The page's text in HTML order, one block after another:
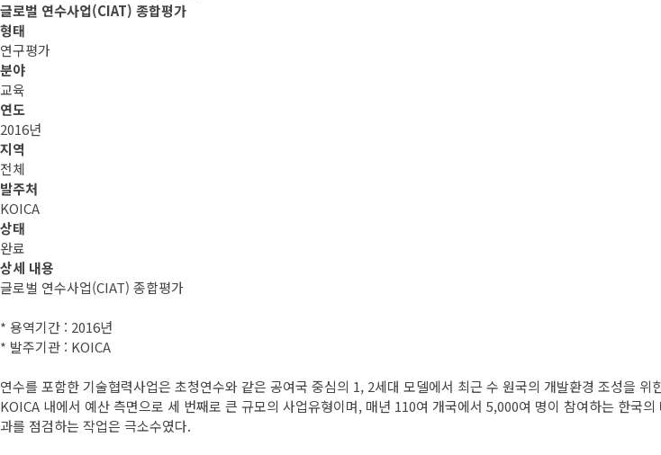
글로벌 연수사업(CIAT) 종합평가
형태
연구평가
분야
교육
연도
2016년
지역
전체
발주처
KOICA
상태
완료
상세 내용
글로벌 연수사업(CIAT) 종합평가
* 용역기간 : 2016년
* 발주기관 : KOICA
연수를 포함한 기술협력사업은 초청연수와 같은 공여국 중심의 1, 2세대 모델에서 최근 수 원국의 개발환경 조성을
KOICA 내에서 예산 측면으로 세 번째로 큰 규모의 사업유형이며, 매년 110여 개국에서 5,000여 명이 참여하는 한국
과를 점검하는 작업은 극소수였다.